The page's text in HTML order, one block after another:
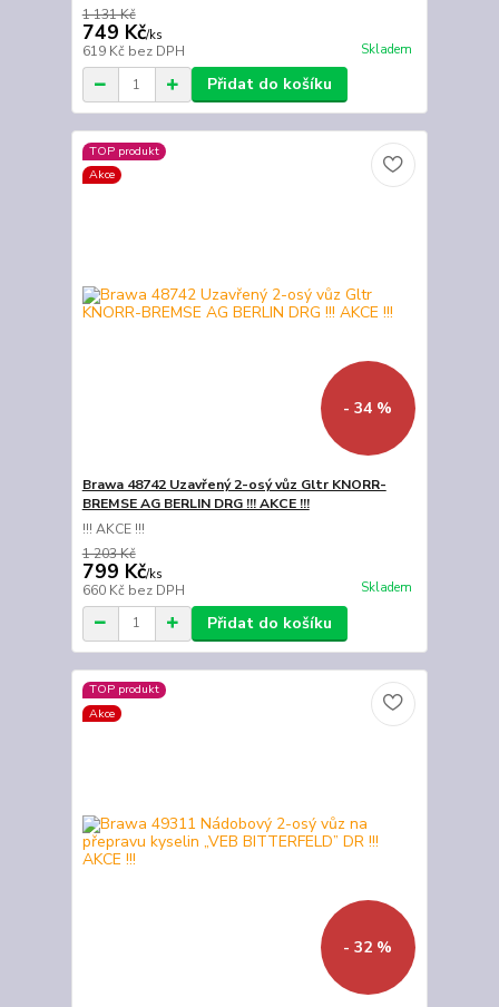
1 131 Kč
749 Kč/ks
619 Kč bez DPH Skladem
Přidat do košíku
TOP produkt
Akce
- 34 %
Brawa 48742 Uzavřený 2-osý vůz Gltr KNORR-
BREMSE AG BERLIN DRG !!! AKCE !!!
!!! AKCE !!!
1 203 Kč
799 Kč/ks
660 Kč bez DPH Skladem
Přidat do košíku
TOP produkt
Akce
- 32 %